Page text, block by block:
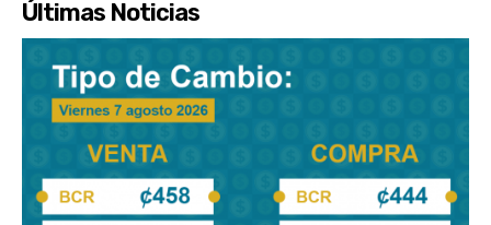
Últimas Noticias